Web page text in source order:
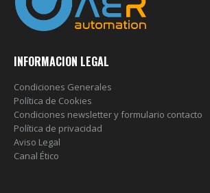
INFORMACION LEGAL
Condiciones Generales
Política de Cookies
Condiciones newsletter y formulario contacto
Política de privacidad
Aviso Legal
Canal Ético